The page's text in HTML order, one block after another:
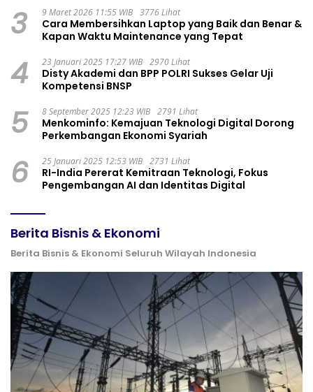
3 9 Maret 2026 11:55 WIB 3776 Lihat
Cara Membersihkan Laptop yang Baik dan Benar &
Kapan Waktu Maintenance yang Tepat
4 23 Januari 2025 17:27 WIB 2970 Lihat
Disty Akademi dan BPP POLRI Sukses Gelar Uji
Kompetensi BNSP
5 8 September 2025 12:23 WIB 2791 Lihat
Menkominfo: Kemajuan Teknologi Digital Dorong
Perkembangan Ekonomi Syariah
6 25 Januari 2025 12:53 WIB 2731 Lihat
RI-India Pererat Kemitraan Teknologi, Fokus
Pengembangan AI dan Identitas Digital
Berita Bisnis & Ekonomi
Berita Bisnis & Ekonomi Seluruh Wilayah Indonesia